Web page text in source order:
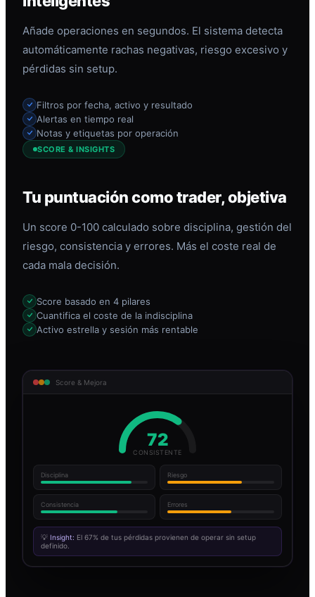
Añade operaciones en segundos. El sistema detecta
automáticamente rachas negativas, riesgo excesivo y
pérdidas sin setup.
Filtros por fecha, activo y resultado
Alertas en tiempo real
Notas y etiquetas por operación
SCORE & INSIGHTS
Tu puntuación como trader, objetiva
Un score 0-100 calculado sobre disciplina, gestión del
riesgo, consistencia y errores. Más el coste real de
cada mala decisión.
Score basado en 4 pilares
Cuantifica el coste de la indisciplina
Activo estrella y sesión más rentable
Score & Mejora
72
CONSISTENTE
Disciplina Riesgo
Consistencia Errores
💡 Insight: El 67% de tus pérdidas provienen de operar sin setup
definido.